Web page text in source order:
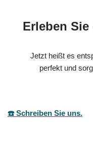
Erleben
Jetzt heißt es
perfekt und
☎️ Schreiben Sie uns.